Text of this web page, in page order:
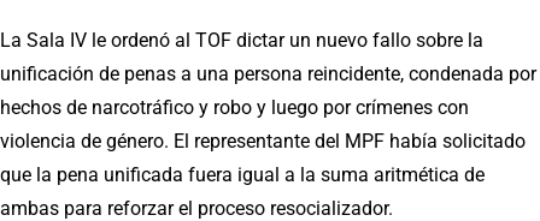
La Sala IV le ordenó al TOF dictar un nuevo fallo sobre la
unificación de penas a una persona reincidente, condenada por
hechos de narcotráfico y robo y luego por crímenes con
violencia de género. El representante del MPF había solicitado
que la pena unificada fuera igual a la suma aritmética de
ambas para reforzar el proceso resocializador.